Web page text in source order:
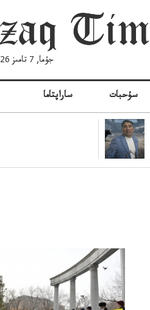
جۇما, 7 تامىز 2026
ساراپتاما سۇحبات